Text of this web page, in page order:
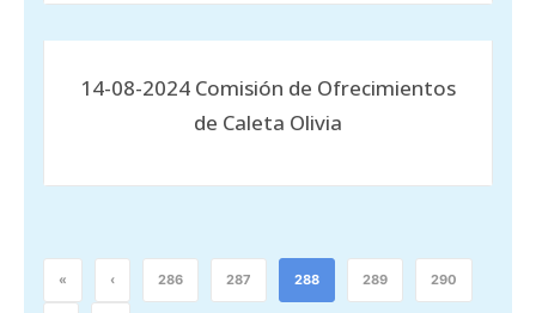
14-08-2024 Comisión de Ofrecimientos
de Caleta Olivia
« ‹ 286 287 288 289 290